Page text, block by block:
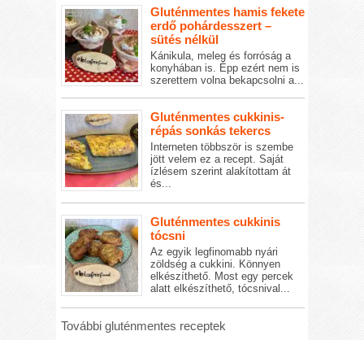
Gluténmentes hamis fekete
erdő pohárdesszert –
sütés nélkül
Kánikula, meleg és forróság a
konyhában is. Épp ezért nem is
szerettem volna bekapcsolni a...
Gluténmentes cukkinis-
répás sonkás tekercs
Interneten többször is szembe
jött velem ez a recept. Saját
ízlésem szerint alakítottam át
és...
Gluténmentes cukkinis
tócsni
Az egyik legfinomabb nyári
zöldség a cukkini. Könnyen
elkészíthető. Most egy percek
alatt elkészíthető, tócsnival...
További gluténmentes receptek